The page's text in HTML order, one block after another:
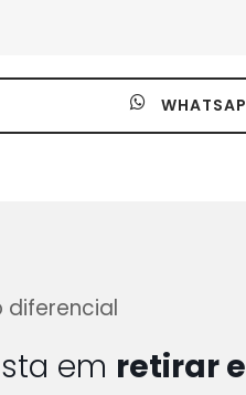
diferencial
em retirar